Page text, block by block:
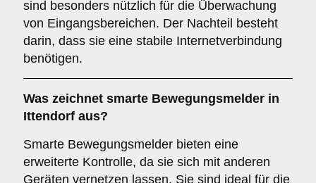
sind besonders nützlich für die Überwachung
von Eingangsbereichen. Der Nachteil besteht
darin, dass sie eine stabile Internetverbindung
benötigen.
Was zeichnet smarte Bewegungsmelder in
Ittendorf aus?
Smarte Bewegungsmelder bieten eine
erweiterte Kontrolle, da sie sich mit anderen
Geräten vernetzen lassen. Sie sind ideal für die